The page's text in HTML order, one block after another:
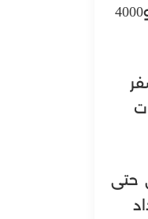
أكثر من 20 ألف مريض على قوائم الانتظار للعلاج بالخارج، بينهم 4500 طفل، و4000
حتى